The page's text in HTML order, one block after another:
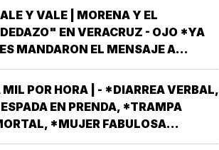
QUE NO LLEVABAS PLANEADA
HAN OCURRIDO ALGUNAS
*AHORA REMEMORO
Y VALE | MORENA Y EL
EN VERACRUZ - OJO *YA
MANDARON EL MENSAJE A
AQUELLOS PERSONAJES QUE
A SER CANDIDATOS A
LOCALES, EN ALGUNO DE
30 DISTRITOS QUE HAY EN
VERACRUZ POR EL PARTIDO MORENA,
MIL POR HORA | - *DIARREA VERBAL,
EN PRENDA, *TRAMPA
*MUJER FABULOSA...